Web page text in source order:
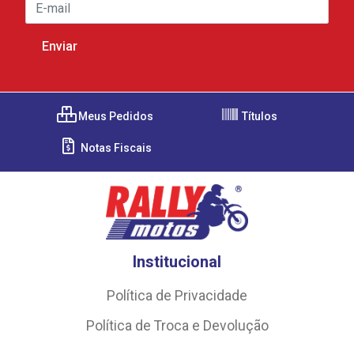
Meus Pedidos Títulos
Notas Fiscais
Institucional
Política de Privacidade
Política de Troca e Devolução